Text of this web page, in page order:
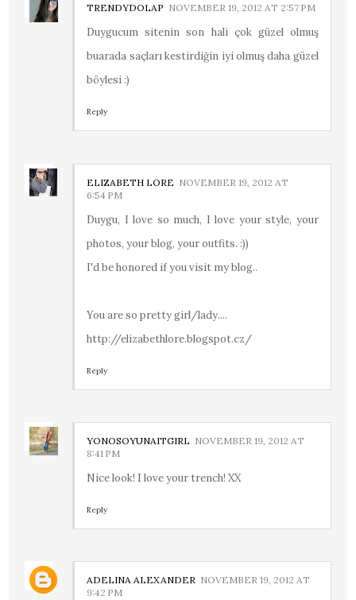
TRENDYDOLAP NOVEMBER 19, 2012 AT 2:57 PM
Duygucum sitenin son hali çok güzel olmuş
buarada saçları kestirdiğin iyi olmuş daha güzel
böylesi :)
Reply
ELIZABETH LORE NOVEMBER 19, 2012 AT
6:54 PM
Duygu, I love so much, I love your style, your
photos, your blog, your outfits. :))
I'd be honored if you visit my blog..
You are so pretty girl/lady....
http://elizabethlore.blogspot.cz/
Reply
YONOSOYUNAITGIRL NOVEMBER 19, 2012 AT
8:41 PM
Nice look! I love your trench! XX
Reply
ADELINA ALEXANDER NOVEMBER 19, 2012 AT
9:42 PM